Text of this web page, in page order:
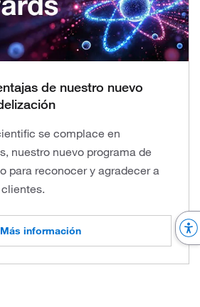
de nuestro nuevo
se complace en
nuestro nuevo programa de
para reconocer y agradecer a
Más información